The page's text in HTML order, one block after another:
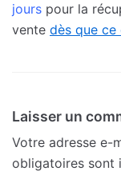
jours pour la
vente dès que ce
Laisser un
Votre adresse e-
obligatoires sont